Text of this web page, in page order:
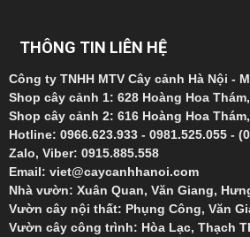
THÔNG TIN LIÊN HỆ
Công ty TNHH MTV Cây cảnh Hà Nội -
Shop cây cảnh 1: 628 Hoàng Hoa
Shop cây cảnh 2: 616 Hoàng Hoa
Hotline: 0966.623.933 - 0981.525.055 -
Zalo, Viber: 0915.885.558
Email: viet@caycanhhanoi.com
Nhà vườn: Xuân Quan, Văn Giang,
Vườn cây nội thất: Phụng Công, Văn
Vườn cây công trình: Hòa Lạc, Thạch